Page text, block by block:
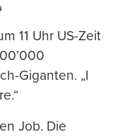
drucken11 Uhr US-Zeit
Giganten. „I
Job. Die